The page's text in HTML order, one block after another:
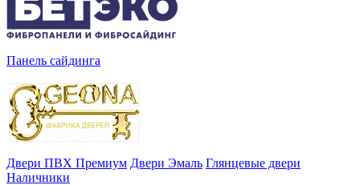
Панель сайдинга
Двери ПВХ Премиум Двери Эмаль Глянцевые двери
Наличники